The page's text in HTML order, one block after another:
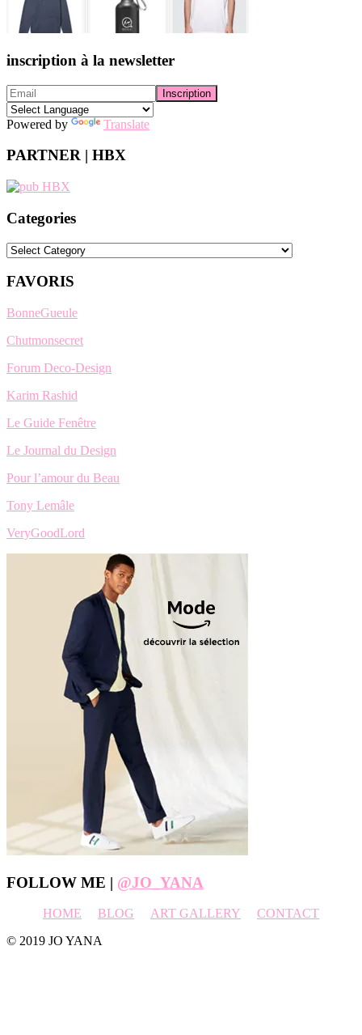
inscription à la newsletter
Powered by Translate
PARTNER | HBX
Categories
Categories
FAVORIS
BonneGueule
Chutmonsecret
Forum Deco-Design
Karim Rashid
Le Guide Fenêtre
Le Journal du Design
Pour l’amour du Beau
Tony Lemâle
VeryGoodLord
Footer
FOLLOW ME | @JO_YANA
HOME BLOG ART GALLERY
CONTACT
© 2019 JO YANA